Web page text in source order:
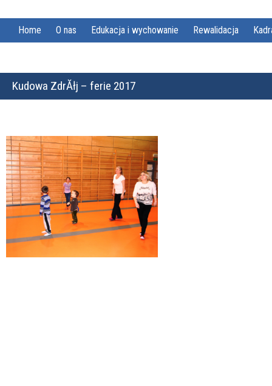
Home O nas Edukacja i wychowanie Rewalidacja
Kudowa ZdrĂłj – ferie 2017